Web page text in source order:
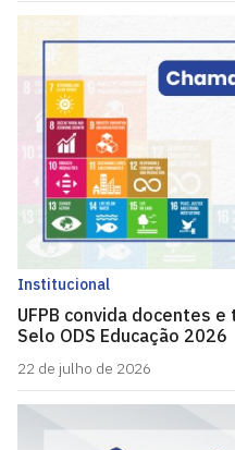
Institucional
UFPB convida docentes
Selo ODS Educação 2026
22 de julho de 2026